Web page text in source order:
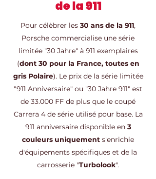
de la 911
Pour célèbrer les 30 ans de la 911,
Porsche commercialise une série
limitée "30 Jahre" à 911 exemplaires
(dont 30 pour la France, toutes en
gris Polaire). Le prix de la série limitée
"911 Anniversaire" ou "30 Jahre 911" est
de 33.000 FF de plus que le coupé
Carrera 4 de série utilisé pour base. La
911 anniversaire disponible en 3
couleurs uniquement s'enrichie
d'équipements spécifiques et de la
carrosserie "Turbolook".